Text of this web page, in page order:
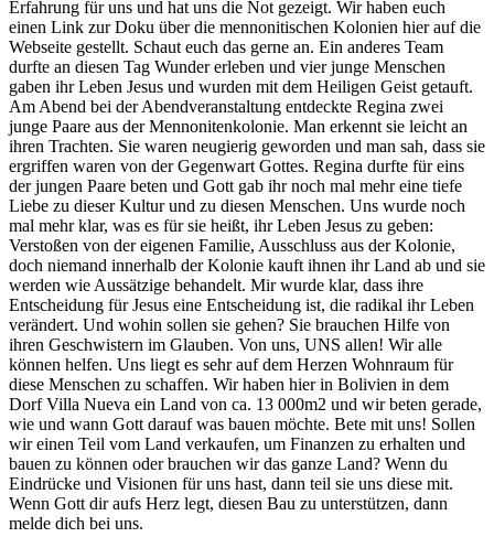
Erfahrung für uns und hat uns die Not gezeigt. Wir haben euch
einen Link zur Doku über die mennonitischen Kolonien hier auf die
Webseite gestellt. Schaut euch das gerne an. Ein anderes Team
durfte an diesen Tag Wunder erleben und vier junge Menschen
gaben ihr Leben Jesus und wurden mit dem Heiligen Geist getauft.
Am Abend bei der Abendveranstaltung entdeckte Regina zwei
junge Paare aus der Mennonitenkolonie. Man erkennt sie leicht an
ihren Trachten. Sie waren neugierig geworden und man sah, dass sie
ergriffen waren von der Gegenwart Gottes. Regina durfte für eins
der jungen Paare beten und Gott gab ihr noch mal mehr eine tiefe
Liebe zu dieser Kultur und zu diesen Menschen. Uns wurde noch
mal mehr klar, was es für sie heißt, ihr Leben Jesus zu geben:
Verstoßen von der eigenen Familie, Ausschluss aus der Kolonie,
doch niemand innerhalb der Kolonie kauft ihnen ihr Land ab und sie
werden wie Aussätzige behandelt. Mir wurde klar, dass ihre
Entscheidung für Jesus eine Entscheidung ist, die radikal ihr Leben
verändert. Und wohin sollen sie gehen? Sie brauchen Hilfe von
ihren Geschwistern im Glauben. Von uns, UNS allen! Wir alle
können helfen. Uns liegt es sehr auf dem Herzen Wohnraum für
diese Menschen zu schaffen. Wir haben hier in Bolivien in dem
Dorf Villa Nueva ein Land von ca. 13 000m2 und wir beten gerade,
wie und wann Gott darauf was bauen möchte. Bete mit uns! Sollen
wir einen Teil vom Land verkaufen, um Finanzen zu erhalten und
bauen zu können oder brauchen wir das ganze Land? Wenn du
Eindrücke und Visionen für uns hast, dann teil sie uns diese mit.
Wenn Gott dir aufs Herz legt, diesen Bau zu unterstützen, dann
melde dich bei uns.